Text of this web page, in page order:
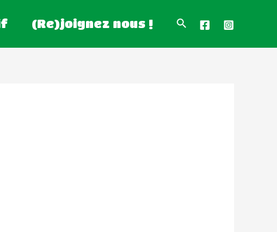
(Re)joignez nous !